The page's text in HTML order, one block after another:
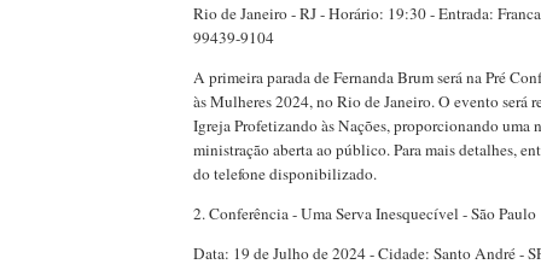
Rio de Janeiro - RJ - Horário: 19:30 - Entrada:
99439-9104
A primeira parada de Fernanda Brum será na Pré
às Mulheres 2024, no Rio de Janeiro. O evento será
Igreja Profetizando às Nações, proporcionando uma
ministração aberta ao público. Para mais detalhes,
do telefone disponibilizado.
2. Conferência - Uma Serva Inesquecível - São Paulo
Data: 19 de Julho de 2024 - Cidade: Santo André -